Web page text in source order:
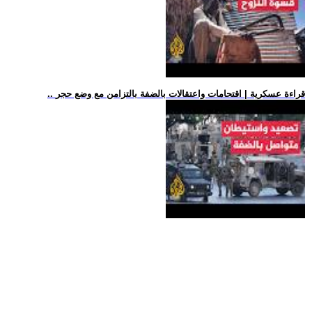
.. قراءة عسكرية | اقتحامات واعتقالات بالضفة بالتزامن مع وضع حجر